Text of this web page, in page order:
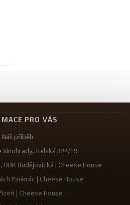
PRO VÁS
Náš příběh
Vinohrady, Italská 324/19
DBK Budějovická | Cheese House
Pankrác | Cheese House
| Cheese House